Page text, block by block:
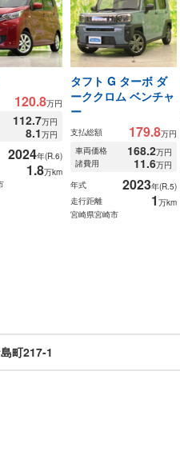
120.8万円
112.7万円
8.1万円
2024年(R.6)
1.8万km
タフト G ターボ ダ
ーククロム ベンチャ
ー
支払総額 179.8万円
車両価格
168.2万円
諸費用
11.6万円
年式
2023年(R.5)
走行距離
1 万km
宮崎県宮崎市
町217-1